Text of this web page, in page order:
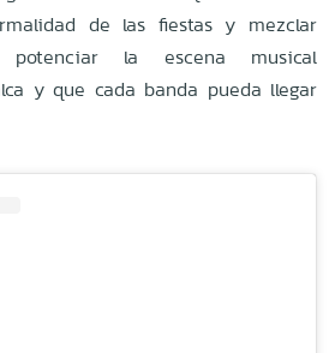
de las fiestas y mezclar
la escena musical
y que cada banda pueda llegar